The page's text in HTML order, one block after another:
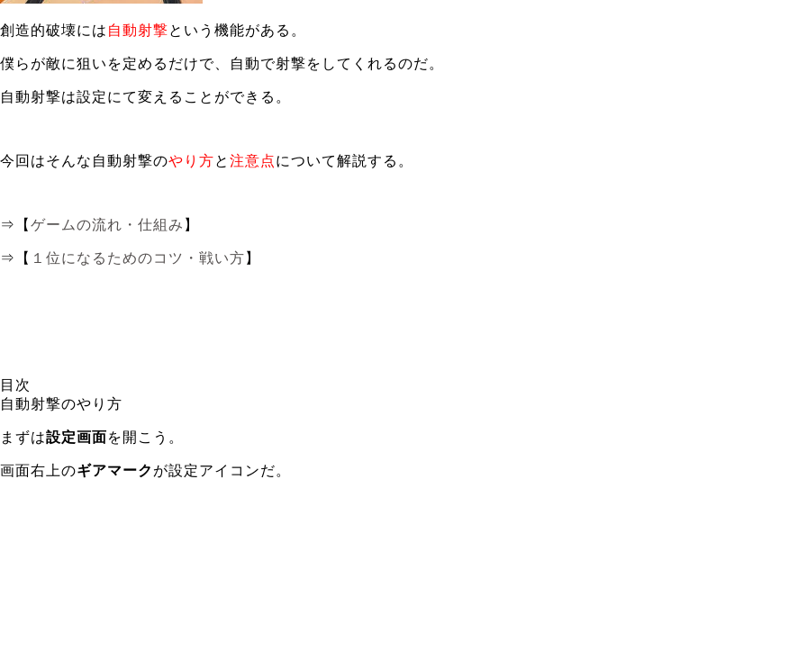
創造的破壊には 自動射撃という機能がある。
僕らが敵に狙いを定めるだけで、自動で射撃をしてくれるのだ。
自動射撃は設定にて変えることができる。
今回はそんな自動射撃のやり方と 注意点について解説する。
⇒【 ゲームの流れ・仕組み 】
⇒【 １位になるためのコツ・戦い方 】
目次
自動射撃のやり方
まずは設定画面を開こう。
画面右上のギアマーク が設定アイコンだ。